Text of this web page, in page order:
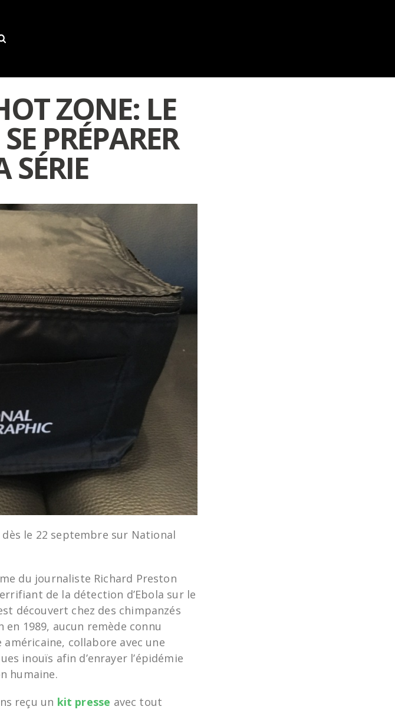
ZONE: LE
PRÉPARER
SÉRIE
dès le 22 septembre sur National
du journaliste Richard Preston
de la détection d’Ebola sur le
découvert chez des chimpanzés
1989, aucun remède connu
américaine, collabore avec une
inouïs afin d’enrayer l’épidémie
humaine.
reçu un kit presse avec tout